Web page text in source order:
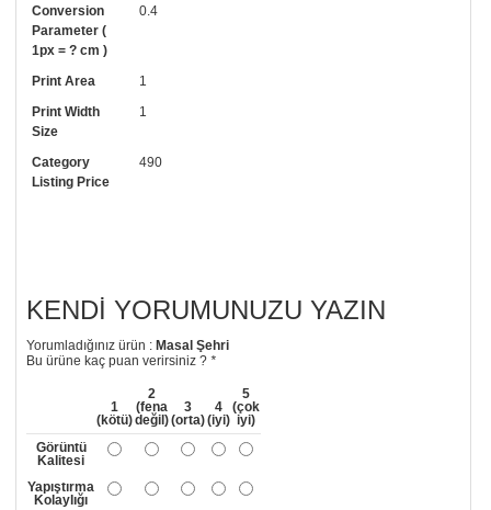
Uygulaması standart duvar kağıdı ile aynıdır. Siparişiniz ile birlikte
uygulama kılavuzu da gönderilecektir.
arayıp talebinizi iletebilirsiniz.
• Görselde düzenleme yaptırmak istiyorsanız yine bize telefon
numaramızdan ulaşabilirsiniz.
Conversion
Parameter (
1px = ? cm )
0.4
Print Area
1
Print Width
Size
1
Category
Listing Price
490
KENDI YORUMUNUZU YAZIN
Yorumladığınız ürün : Masal Şehri
Bu ürüne kaç puan verirsiniz ?*
1
(kötü)
2
(fena
değil)
3
(orta)
4
(iyi)
5
(çok
iyi)
Görüntü
Kalitesi
Yapıştırma
Kolaylığı